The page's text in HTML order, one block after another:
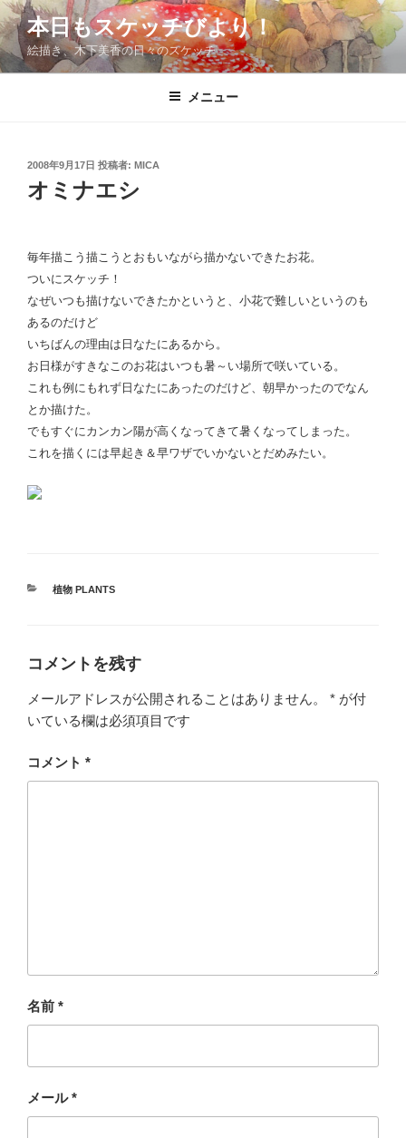
コ
ン
テ
ン
本日もスケッチびより！
絵描き、木下美香の日々のスケッチ
メニュー
投
日:
2008年9月17日 投稿者: MICA
オミナエシ
毎年描こう描こうとおもいながら描かないできたお花。
ついにスケッチ！
なぜいつも描けないできたかというと、小花で難しいというのも
あるのだけど
いちばんの理由は日なたにあるから。
お日様がすきなこのお花はいつも暑～い場所で咲いている。
これも例にもれず日なたにあったのだけど、朝早かったのでなん
とか描けた。
でもすぐにカンカン陽が高くなってきて暑くなってしまった。
これを描くには早起き＆早ワザでいかないとだめみたい。
カ
植物 PLANTS
コメントを残す
メールアドレスが公開されることはありません。 * が付
いている欄は必須項目です
コメント *
名前 *
メール*